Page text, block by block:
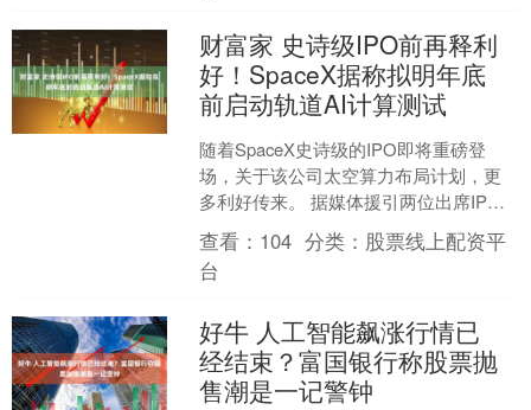
财富家 史诗级IPO前再释利
好！SpaceX据称拟明年底
前启动轨道AI计算测试
随着SpaceX史诗级的IPO即将重磅登
场，关于该公司太空算力布局计划，更
多利好传来。 据媒体援引两位出席IPO
前投资者推介会的人士报道称，SpaceX
高管表示....
查看： 104 分类： 股票线上配资平
台
好牛 人工智能飙涨行情已
经结束？富国银行称股票抛
售潮是一记警钟